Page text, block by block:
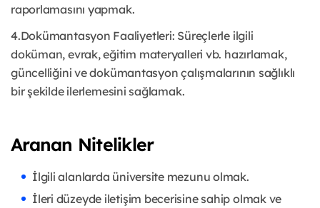
raporlamasını yapmak.
4.Dokümantasyon Faaliyetleri: Süreçlerle ilgili
doküman, evrak, eğitim materyalleri vb. hazırlamak,
güncelliğini ve dokümantasyon çalışmalarının sağlıklı
bir şekilde ilerlemesini sağlamak.
Aranan Nitelikler
İlgili alanlarda üniversite mezunu olmak.
İleri düzeyde iletişim becerisine sahip olmak ve